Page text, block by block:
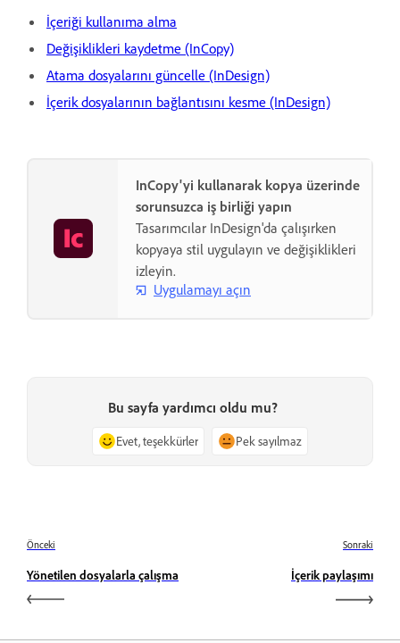
İçeriği kullanıma alma
Değişiklikleri kaydetme (InCopy)
Atama dosyalarını güncelle (InDesign)
İçerik dosyalarının bağlantısını kesme (InDesign)
InCopy'yi kullanarak kopya üzerinde
sorunsuzca iş birliği yapın
Tasarımcılar InDesign'da çalışırken
kopyaya stil uygulayın ve değişiklikleri
izleyin.
Uygulamayı açın
Bu sayfa yardımcı oldu mu?
Evet, teşekkürler Pek sayılmaz
Önceki
Yönetilen dosyalarla çalışma
Sonraki
İçerik paylaşımı